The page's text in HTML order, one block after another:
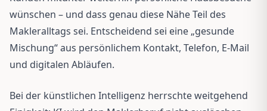
wünschen – und dass genau diese Nähe Teil des
Makleralltags sei. Entscheidend sei eine „gesunde
Mischung“ aus persönlichem Kontakt, Telefon, E-Mail
und digitalen Abläufen.
Bei der künstlichen Intelligenz herrschte weitgehend